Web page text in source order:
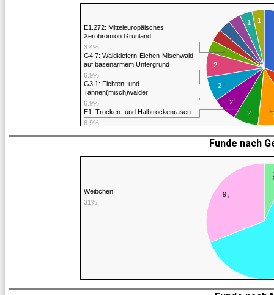
1
1
2
2
2
2
E1: Trocken- und Halbtrockenrasen
6.9%
G3.1: Fichten- und
Tannen(misch)wälder
6.9%
G4.7: Waldkiefern-Eichen-Mischwald
auf basenarmem Untergrund
6.9%
E1.272: Mitteleuropäisches
Xerobromion Grünland
3.4%
Funde nach
9
Weibchen
31%